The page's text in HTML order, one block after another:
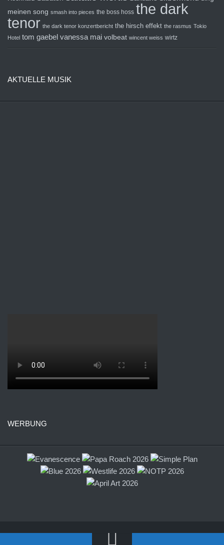
meinen song smash into pieces the boss hoss the dark
tenor the dark tenor konzertbericht the hirsch effekt the rasmus Tokio
Hotel tom gaebel vanessa mai volbeat wincent weiss wirtz
AKTUELLE MUSIK
WERBUNG